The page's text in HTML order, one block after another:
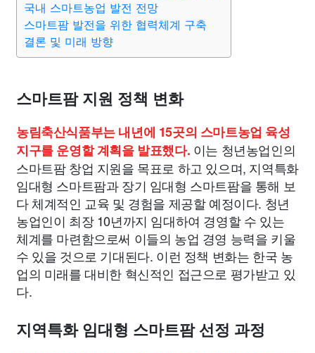
국내 스마트농업 발전 전망
스마트팜 발전을 위한 협력체계 구축
결론 및 미래 방향
스마트팜 지원 정책 변화
농림축산식품부는 내년에 15곳의 스마트농업 육성
지구를 운영할 계획을 발표했다. 이는 청년농업인의
스마트팜 창업 지원을 목표로 하고 있으며, 지역특화
임대형 스마트팜과 장기 임대형 스마트팜을 통해 보
다 체계적인 교육 및 경험을 제공할 예정이다. 청년
농업인이 최장 10년까지 임대하여 경영할 수 있는
체계를 마련함으로써 이들의 농업 경영 능력을 키울
수 있을 것으로 기대된다. 이런 정책 변화는 한국 농
업의 미래를 대비한 혁신적인 접근으로 평가받고 있
다.
지역특화 임대형 스마트팜 선정 과정